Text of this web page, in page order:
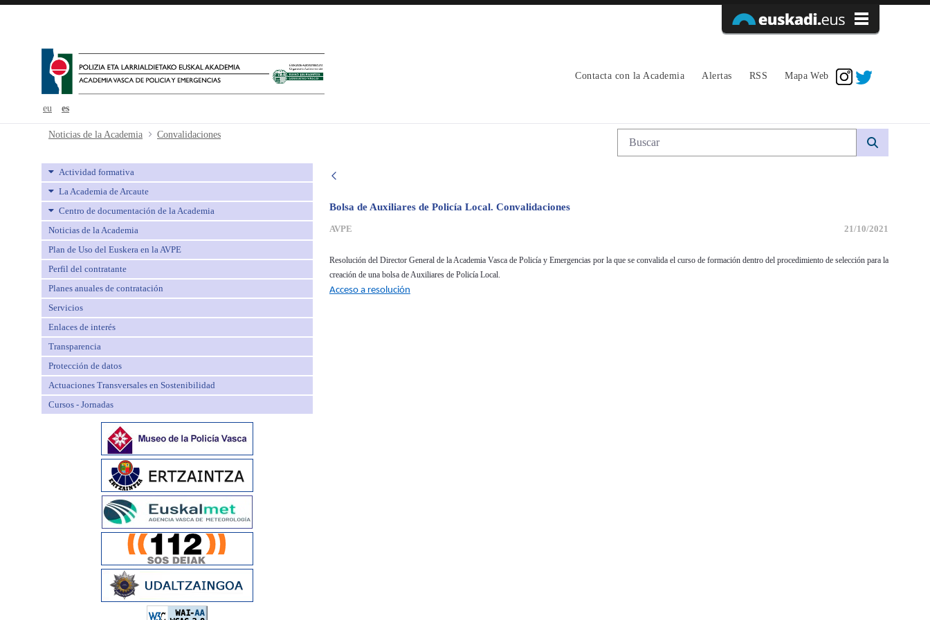
eu es
Contacta con la Academia Alertas RSS Mapa Web
Convalidaciones - avpe
Noticias de la Academia Convalidaciones Búsqueda web
Actividad formativa
La Academia de Arcaute
Centro de documentación de la Academia
Noticias de la Academia
Plan de Uso del Euskera en la AVPE
Perfil del contratante
Planes anuales de contratación
Servicios
Enlaces de interés
Transparencia
Protección de datos
Actuaciones Transversales en Sostenibilidad
Cursos - Jornadas
Bolsa de Auxiliares de Policía Local. Convalidaciones
AVPE 21/10/2021
Resolución del Director General de la Academia Vasca de Policía y Emergencias por la que se convalida el curso de formación dentro del procedimiento de selección para la
creación de una bolsa de Auxiliares de Policía Local.
Acceso a resolución